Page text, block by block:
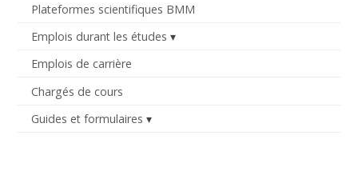
Plateformes scientifiques BMM
Emplois durant les études
Emplois de carrière
Chargés de cours
Guides et formulaires